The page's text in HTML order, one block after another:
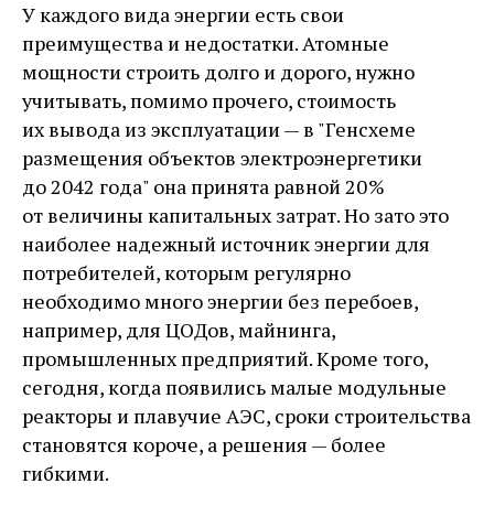
У каждого вида энергии есть свои
преимущества и недостатки. Атомные
мощности строить долго и дорого, нужно
учитывать, помимо прочего, стоимость
их вывода из эксплуатации — ​в "Генсхеме
размещения объектов электроэнергетики
до 2042 года" она принята равной 20 %
от величины капитальных затрат. Но зато это
наиболее надежный источник энергии для
потребителей, которым регулярно
необходимо много энергии без перебоев,
например, для ЦОДов, майнинга,
промышленных предприятий. Кроме того,
сегодня, когда появились малые модульные
реакторы и плавучие АЭС, сроки строительства
становятся короче, а решения — ​более
гибкими.